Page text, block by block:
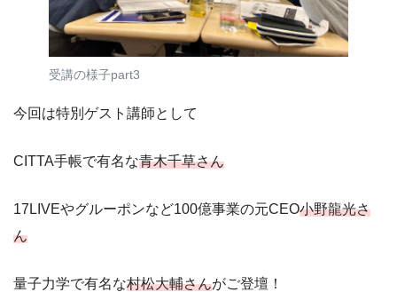
受講の様子part3
今回は特別ゲスト講師として
CITTA手帳で有名な青木千草さん
17LIVEやグルーポンなど100億事業の元CEO小野龍光さ
ん
量子力学で有名な村松大輔さんがご登壇！